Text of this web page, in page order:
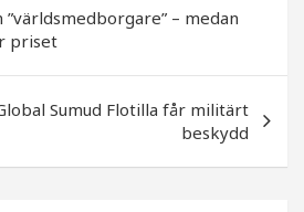
– medan
priset
Sumud Flotilla får militärt
beskydd